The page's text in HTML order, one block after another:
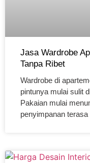
Jasa Wardrobe
Tanpa Ribet
Wardrobe di
pintunya mulai sulit
Pakaian mulai
penyimpanan terasa